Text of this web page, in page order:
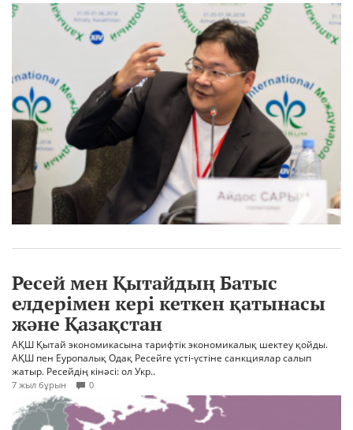
Ресей мен Қытайдың Батыс
елдерімен кері кеткен қатынасы
және Қазақстан
АҚШ Қытай экономикасына тарифтік экономикалық шектеу қойды.
АҚШ пен Еуропалық Одақ Ресейге үсті-үстіне санкциялар салып
жатыр. Ресейдің кінәсі: ол Укр..
7 жыл бұрын 0